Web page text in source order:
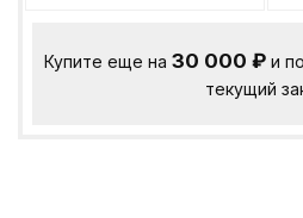
Купите еще на30 000₽ и
текущий